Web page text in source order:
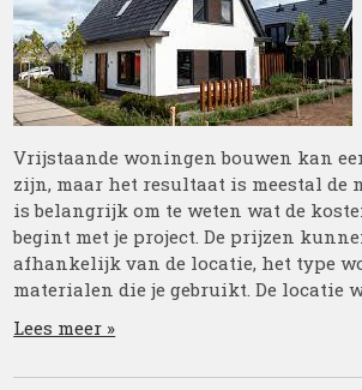
Vrijstaande woningen bouwen kan
zijn, maar het resultaat is meestal de
is belangrijk om te weten wat de
begint met je project. De prijzen
afhankelijk van de locatie, het type
materialen die je gebruikt. De locatie
Lees meer »